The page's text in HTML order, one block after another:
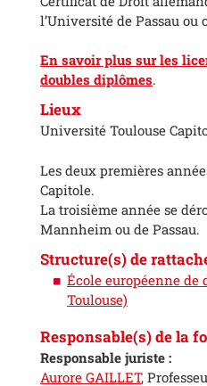
l’Université de Passau
En savoir plus sur les
doubles diplômes.
Lieux
Université Toulouse
Les deux premières
Capitole.
La troisième année se
Mannheim ou de Passau.
Structure(s) de
École européenne de
Toulouse)
Responsable(s) de la
Responsable juriste :
Aurore GAILLET,